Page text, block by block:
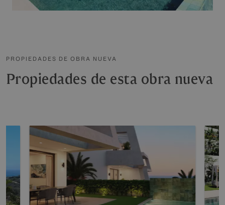
PROPIEDADES DE OBRA NUEVA
Propiedades de esta obra nueva